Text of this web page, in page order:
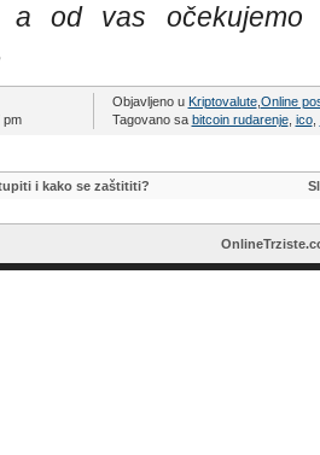
a od vas očekujemo
pm
Objavljeno u Kriptovalute, Online
Tagovano sa bitcoin rudarenje, ico,
i kako se zaštititi?